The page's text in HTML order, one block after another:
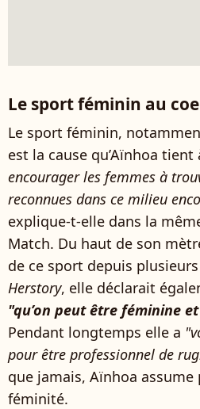
Le sport féminin au
Le sport féminin,
est la cause qu’Aïnhoa tient
encourager les femmes à
reconnues dans ce milieu
explique-t-elle dans la
Match. Du haut de son
de ce sport depuis
Herstory, elle déclarait
"qu’on peut être féminine
Pendant longtemps elle a
pour être professionnel de
que jamais, Aïnhoa assume
féminité.